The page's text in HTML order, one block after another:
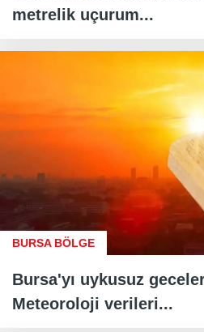
metrelik uçurum...
BURSA BÖLGE
Bursa'yı uykusuz
Meteoroloji verileri...